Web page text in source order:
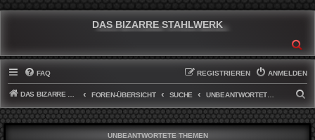
DAS BIZARRE STAHLWERK
FAQ ANMELDEN
REGISTRIEREN
DAS BIZARRE STAHLWERK FOREN-ÜBERSICHT SUCHE
U
C
UNBEANTWORTETE THEMEN